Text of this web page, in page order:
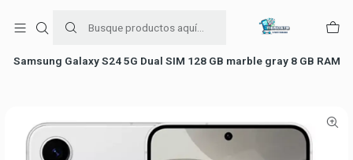
+56954787534
Samsung Galaxy S24 5G Dual SIM 128 GB marble gray 8 GB RAM